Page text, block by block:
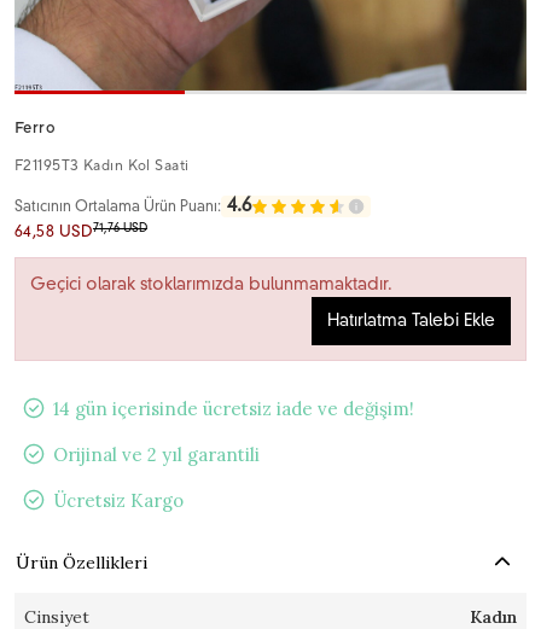
Ferro
F21195T3 Kadın Kol Saati
Satıcının Ortalama Ürün Puanı: 4.6
64,58 USD71,76 USD
Geçici olarak stoklarımızda bulunmamaktadır.
Hatırlatma Talebi Ekle
14 gün içerisinde ücretsiz iade ve değişim!
Orijinal ve 2 yıl garantili
Ücretsiz Kargo
Ürün Özellikleri
Cinsiyet Kadın